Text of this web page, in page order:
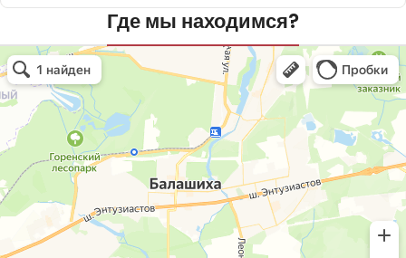
Где мы находимся?
Планета кровли
Кровля и кровельные материалы в Балашихе
Окна в Балашихе